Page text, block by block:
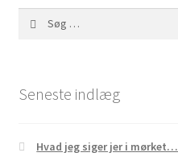
Seneste indlæg
Hvad jeg siger jer i mørket…